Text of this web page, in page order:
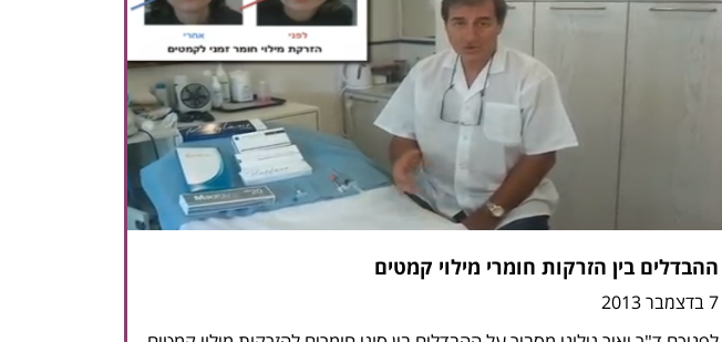
ההבדלים בין הזרקות חומרי מילוי קמטים
7 בדצמבר 2013